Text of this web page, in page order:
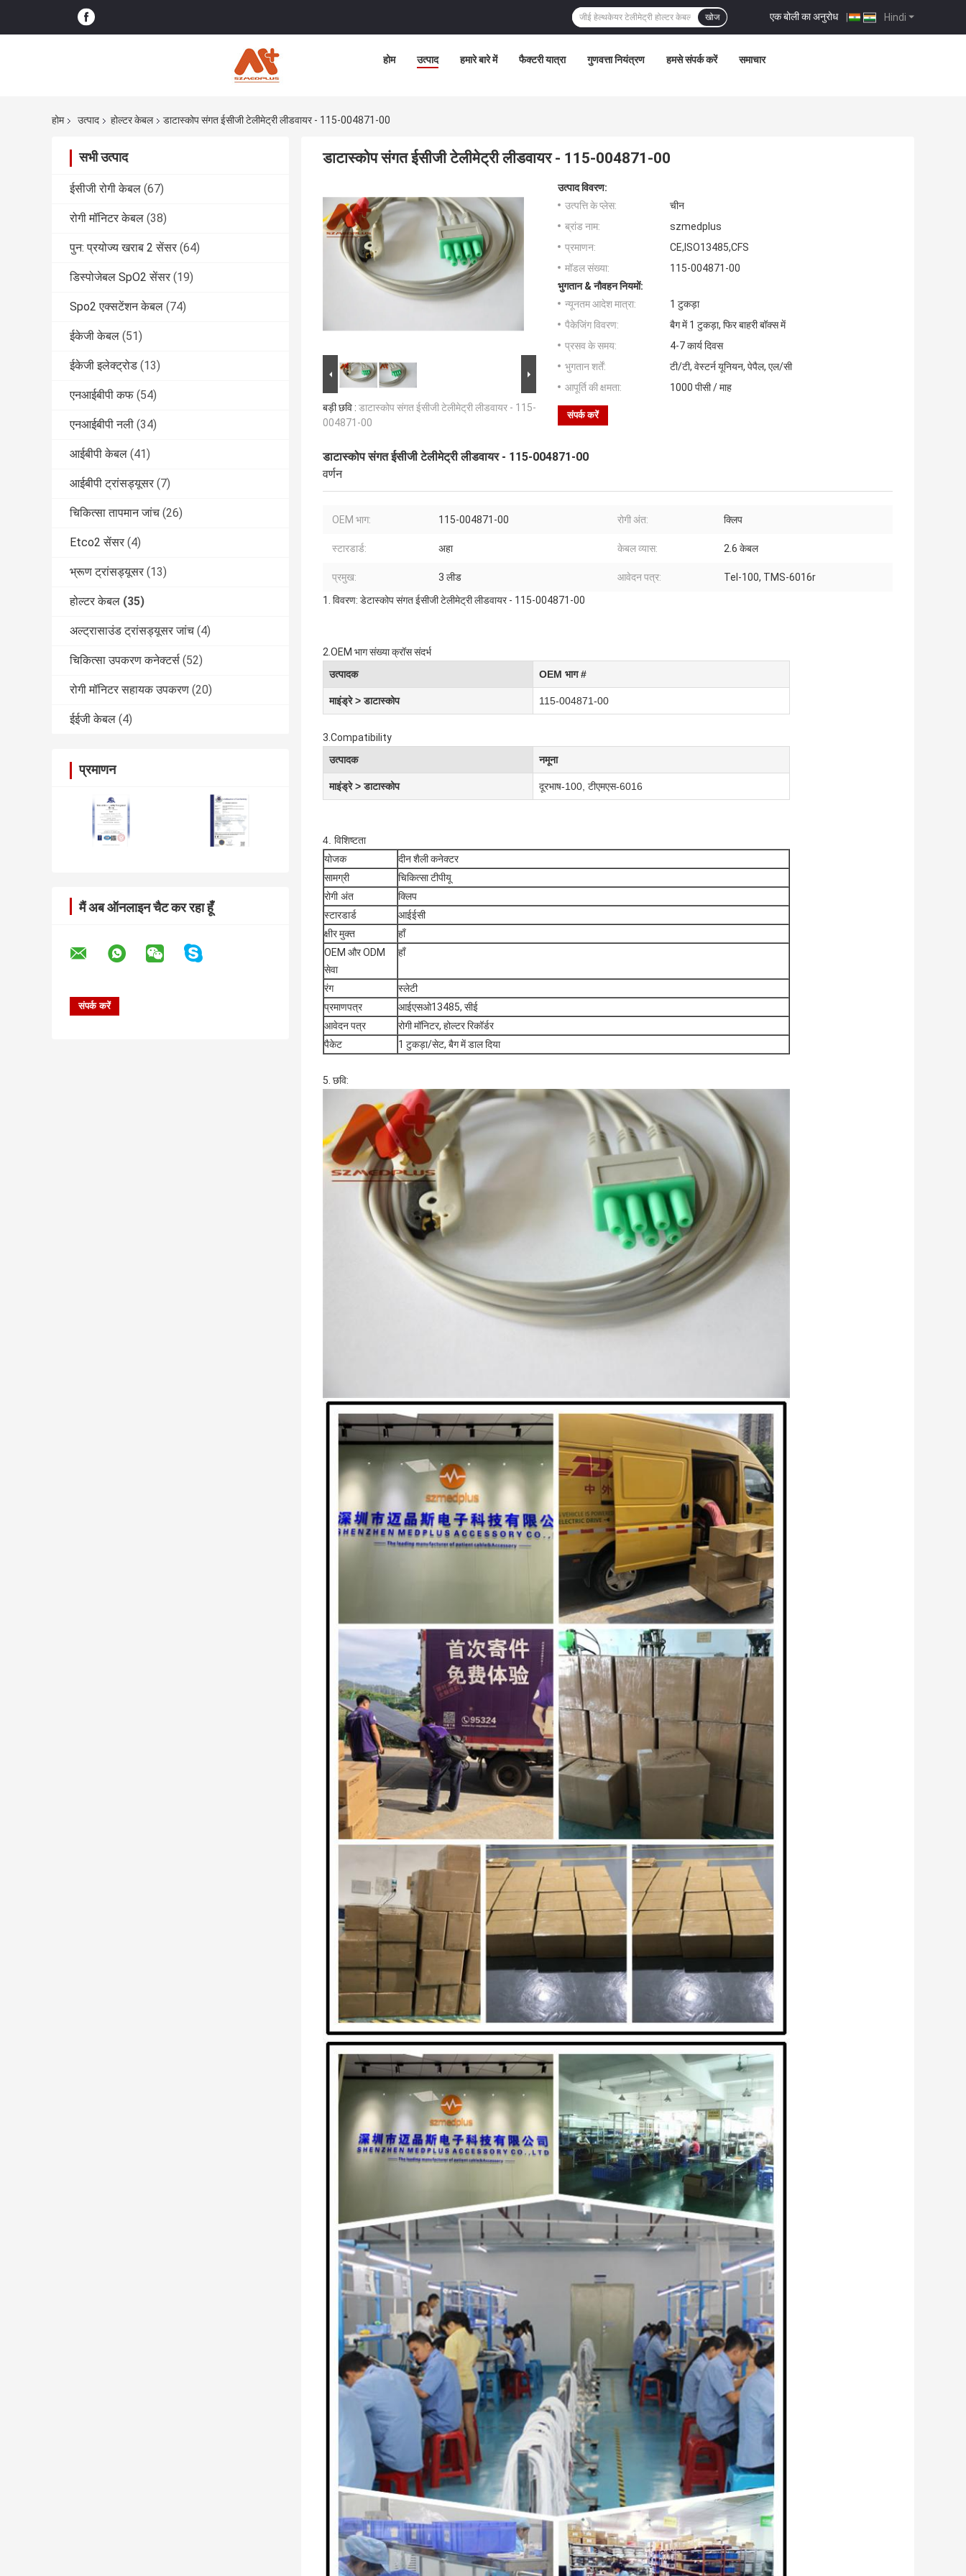
Hindi
एक बोली का अनुरोध |
खोज
होम उत्पाद हमारे बारे में फैक्टरी यात्रा गुणवत्ता नियंत्रण हमसे संपर्क करें समाचार
होम उत्पाद होल्टर केबल डाटास्कोप संगत ईसीजी टेलीमेट्री लीडवायर - 115-004871-00
सभी उत्पाद
ईसीजी रोगी केबल (67)
रोगी मॉनिटर केबल (38)
पुन: प्रयोज्य खराब 2 सेंसर (64)
डिस्पोजेबल SpO2 सेंसर (19)
Spo2 एक्सटेंशन केबल (74)
ईकेजी केबल (51)
ईकेजी इलेक्ट्रोड (13)
एनआईबीपी कफ (54)
एनआईबीपी नली (34)
आईबीपी केबल (41)
आईबीपी ट्रांसड्यूसर (7)
चिकित्सा तापमान जांच (26)
Etco2 सेंसर (4)
भ्रूण ट्रांसड्यूसर (13)
होल्टर केबल (35)
अल्ट्रासाउंड ट्रांसड्यूसर जांच (4)
चिकित्सा उपकरण कनेक्टर्स (52)
रोगी मॉनिटर सहायक उपकरण (20)
ईईजी केबल (4)
प्रमाणन
मैं अब ऑनलाइन चैट कर रहा हूँ
डाटास्कोप संगत ईसीजी टेलीमेट्री लीडवायर - 115-004871-00
बड़ी छवि : डाटास्कोप संगत ईसीजी टेलीमेट्री लीडवायर - 115-
004871-00
उत्पाद विवरण:
उत्पत्ति के प्लेस:
चीन
ब्रांड नाम:
szmedplus
प्रमाणन:
CE,ISO13485,CFS
मॉडल संख्या:
115-004871-00
भुगतान & नौवहन नियमों:
न्यूनतम आदेश मात्रा:
1 टुकड़ा
पैकेजिंग विवरण:
बैग में 1 टुकड़ा, फिर बाहरी बॉक्स में
प्रसव के समय:
4-7 कार्य दिवस
भुगतान शर्तें:
टी/टी, वेस्टर्न यूनियन, पेपैल, एल/सी
आपूर्ति की क्षमता:
1000 पीसी / माह
संपर्क करें
डाटास्कोप संगत ईसीजी टेलीमेट्री लीडवायर - 115-004871-00
वर्णन
OEM भाग: 115-004871-00 रोगी अंत: क्लिप
स्टारडार्ड: अहा केबल व्यास: 2.6 केबल
प्रमुख: 3 लीड आवेदन पत्र:
Tel-100, TMS-6016r
1. विवरण: डेटास्कोप संगत ईसीजी टेलीमेट्री लीडवायर - 115-004871-00
2.OEM भाग संख्या क्रॉस संदर्भ
उत्पादक
OEM भाग #
माइंड्रे > डाटास्कोप 115-004871-00
3.Compatibility
उत्पादक
नमूना
माइंड्रे > डाटास्कोप दूरभाष-100, टीएमएस-6016
4. विशिष्टता
योजक
दीन शैली कनेक्टर
सामग्री
चिकित्सा टीपीयू
रोगी अंत
क्लिप
स्टारडार्ड
आईईसी
क्षीर मुक्त
हाँ
OEM और ODM
सेवा
हाँ
रंग
स्लेटी
प्रमाणपत्र
आईएसओ13485, सीई
आवेदन पत्र
रोगी मॉनिटर, होल्टर रिकॉर्डर
पैकेट
1 टुकड़ा/सेट, बैग में डाल दिया
5. छवि: